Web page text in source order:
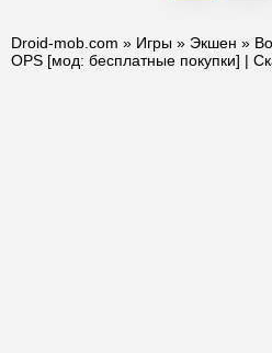
Droid-mob.com » Игры » Экшен »
OPS [мод: бесплатные покупки] |